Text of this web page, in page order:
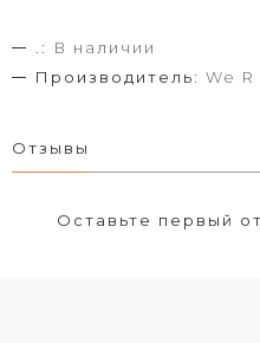
.:
В наличии
Производитель: We
Отзывы
Оставьте первый